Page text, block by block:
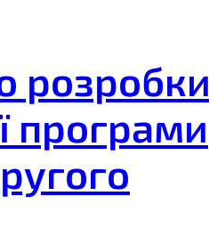
розробки
програми